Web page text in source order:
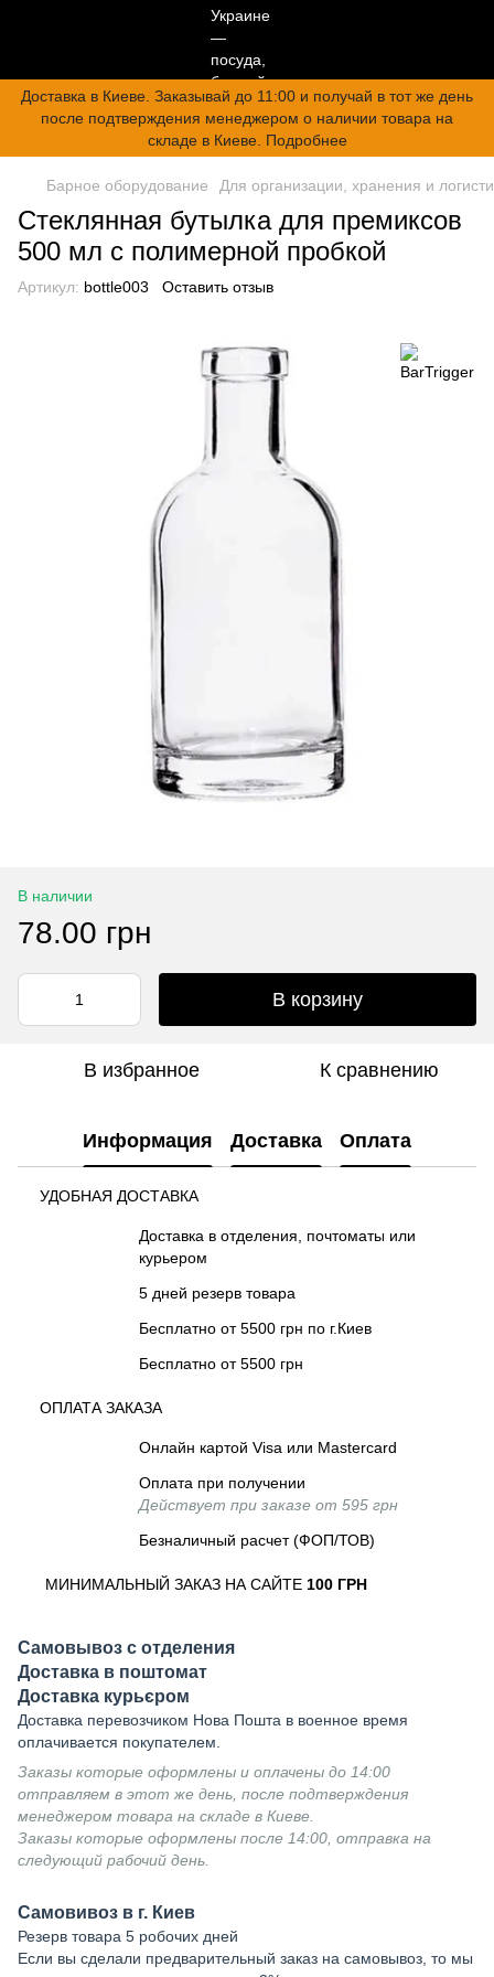
Доставка в Киеве. Заказывай до 11:00 и получай в тот же день
после подтверждения менеджером о наличии товара на
складе в Киеве. Подробнее
Барное оборудование Для организации, хранения и
Стеклянная бутылка для премиксов
500 мл с полимерной пробкой
Артикул: bottle003 Оставить отзыв
В наличии
78.00 грн
В корзину
В избранное К сравнению
Информация Доставка Оплата
УДОБНАЯ ДОСТАВКА
Доставка в отделения, почтоматы или
курьером
5 дней резерв товара
Бесплатно от 5500 грн по г.Киев
Бесплатно от 5500 грн
ОПЛАТА ЗАКАЗА
Онлайн картой Visa или Mastercard
Оплата при получении
Действует при заказе от 595 грн
Безналичный расчет (ФОП/ТОВ)
МИНИМАЛЬНЫЙ ЗАКАЗ НА САЙТЕ 100 ГРН
Самовывоз с отделения
Доставка в поштомат
Доставка курьєром
Доставка перевозчиком Нова Пошта в военное время
оплачивается покупателем.
Заказы которые оформлены и оплачены до 14:00
отправляем в этот же день, после подтверждения
менеджером товара на складе в Киеве.
Заказы которые оформлены после 14:00, отправка на
следующий рабочий день.
Самовивоз в г. Киев
Резерв товара 5 робочих дней
Если вы сделали предварительный заказ на самовывоз, то мы